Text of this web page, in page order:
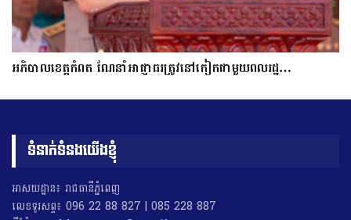
អភិបាលខេត្តកំពត ណែនាំអាជ្ញាធរត្រូវនៅកៀកជាមួយពលរដ្ឋ…
ទំនាក់ទំនងយើងខ្ញុំ
អាសយដ្ឋាន៖ រាជធានីភ្នំពេញ
លេខទូរសព្ទ៖ 096 22 88 827 | 085 228 887